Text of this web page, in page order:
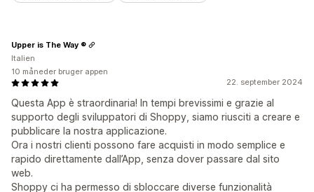
22. september 2024
Questa App è straordinaria! In tempi brevissimi e grazie al
supporto degli sviluppatori di Shoppy, siamo riusciti a creare e
pubblicare la nostra applicazione.
Ora i nostri clienti possono fare acquisti in modo semplice e
rapido direttamente dall’App, senza dover passare dal sito
web.
Shoppy ci ha permesso di sbloccare diverse funzionalità
Upper is The Way ®
Italien
10 måneder bruger appen